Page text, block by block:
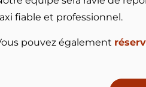
fiable et professionnel.
pouvez également